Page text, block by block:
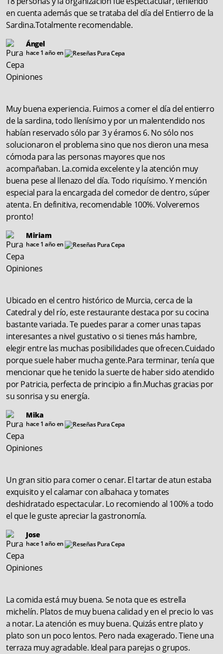
en cuenta además que se trataba del día del Entierro de la
Sardina.Totalmente recomendable.
Ángel
hace 1 año en
Muy buena experiencia. Fuimos a comer el día del entierro
de la sardina, todo llenísimo y por un malentendido nos
habían reservado sólo par 3 y éramos 6. No sólo nos
solucionaron el problema sino que nos dieron una mesa
cómoda para las personas mayores que nos
acompañaban. La.comida excelente y la atención muy
buena pese al llenazo del día. Todo riquísimo. Y mención
especial para la encargada del comedor de dentro, súper
atenta. En definitiva, recomendable 100%. Volveremos
pronto!
Miriam
hace 1 año en
Ubicado en el centro histórico de Murcia, cerca de la
Catedral y del río, este restaurante destaca por su cocina
bastante variada. Te puedes parar a comer unas tapas
interesantes a nivel gustativo o si tienes más hambre,
elegir entre las muchas posibilidades que ofrecen.Cuidado
porque suele haber mucha gente.Para terminar, tenía que
mencionar que he tenido la suerte de haber sido atendido
por Patricia, perfecta de principio a fin.Muchas gracias por
su sonrisa y su energía.
Mika
hace 1 año en
Un gran sitio para comer o cenar. El tartar de atun estaba
exquisito y el calamar con albahaca y tomates
deshidratado espectacular. Lo recomiendo al 100% a todo
el que le guste apreciar la gastronomía.
Jose
hace 1 año en
La comida está muy buena. Se nota que es estrella
michelín. Platos de muy buena calidad y en el precio lo vas
a notar. La atención es muy buena. Quizás entre plato y
plato son un poco lentos. Pero nada exagerado. Tiene una
terraza muy agradable. Ideal para parejas o grupos.